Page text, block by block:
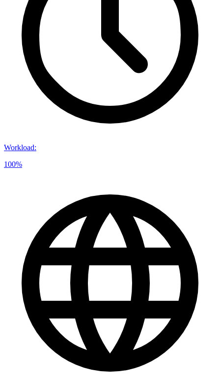
Workload:
100%